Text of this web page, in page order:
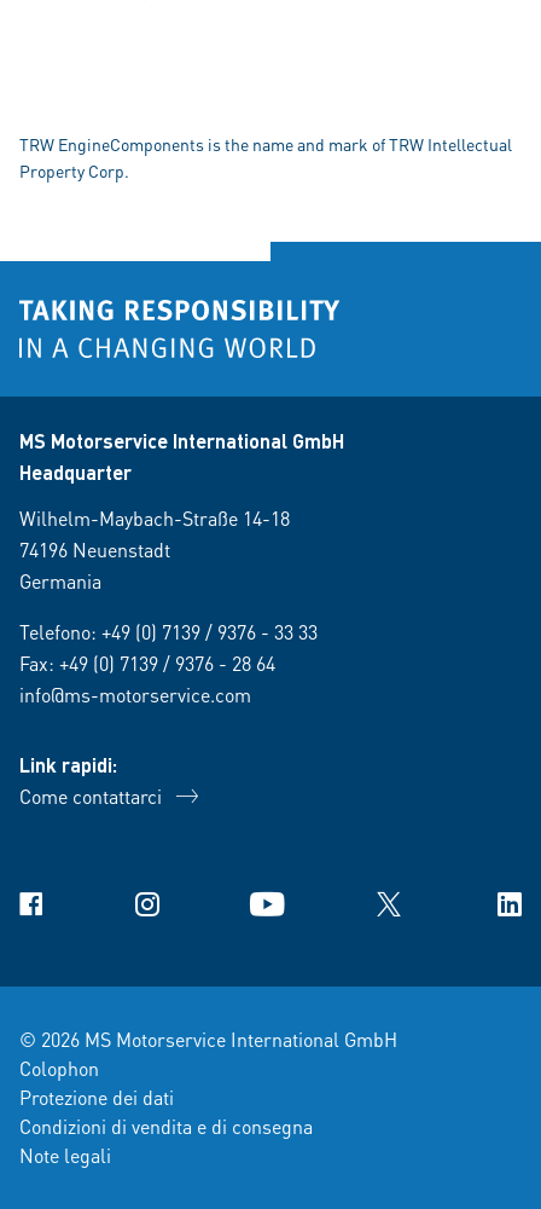
TRW EngineComponents is the name and mark of TRW Intellectual
Property Corp.
MS Motorservice International GmbH
Headquarter
Wilhelm-Maybach-Straße 14-18
74196 Neuenstadt
Germania
Telefono: +49 (0) 7139 / 9376 - 33 33
Fax: +49 (0) 7139 / 9376 - 28 64
info@ms-motorservice.com
Link rapidi:
Come contattarci
Facebook Instagram YouTube X
© 2026 MS Motorservice International GmbH
Colophon
Protezione dei dati
Condizioni di vendita e di consegna
Note legali